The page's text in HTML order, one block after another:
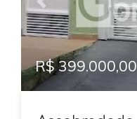
Previous
R$ 399.000,00